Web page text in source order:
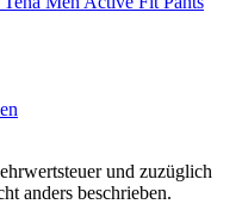
und zuzüglich
anders beschrieben.